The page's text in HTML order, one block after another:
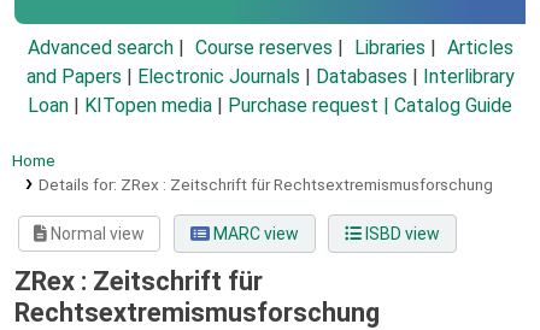
Advanced search Course reserves Libraries
Articles
and Papers
Electronic Journals Databases
Interlibrary
Loan
KITopen media Purchase request | Catalog Guide
Home
Details for: ZRex : Zeitschrift für Rechtsextremismusforschung
Normal view MARC view ISBD view
ZRex : Zeitschrift für
Rechtsextremismusforschung